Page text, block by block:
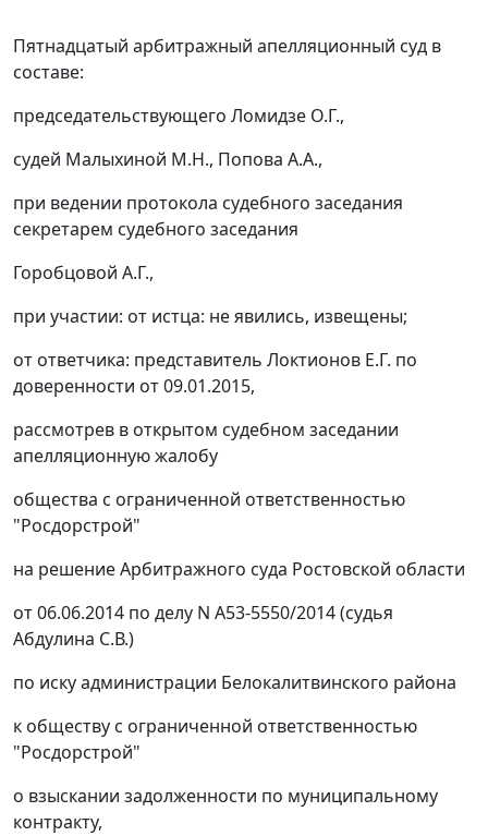
Пятнадцатый арбитражный апелляционный суд в
составе:
председательствующего Ломидзе О.Г.,
судей Малыхиной М.Н., Попова А.А.,
при ведении протокола судебного заседания
секретарем судебного заседания
Горобцовой А.Г.,
при участии: от истца: не явились, извещены;
от ответчика: представитель Локтионов Е.Г. по
доверенности от 09.01.2015,
рассмотрев в открытом судебном заседании
апелляционную жалобу
общества с ограниченной ответственностью
"Росдорстрой"
на решение Арбитражного суда Ростовской области
от 06.06.2014 по делу N А53-5550/2014 (судья
Абдулина С.В.)
по иску администрации Белокалитвинского района
к обществу с ограниченной ответственностью
"Росдорстрой"
о взыскании задолженности по муниципальному
контракту,